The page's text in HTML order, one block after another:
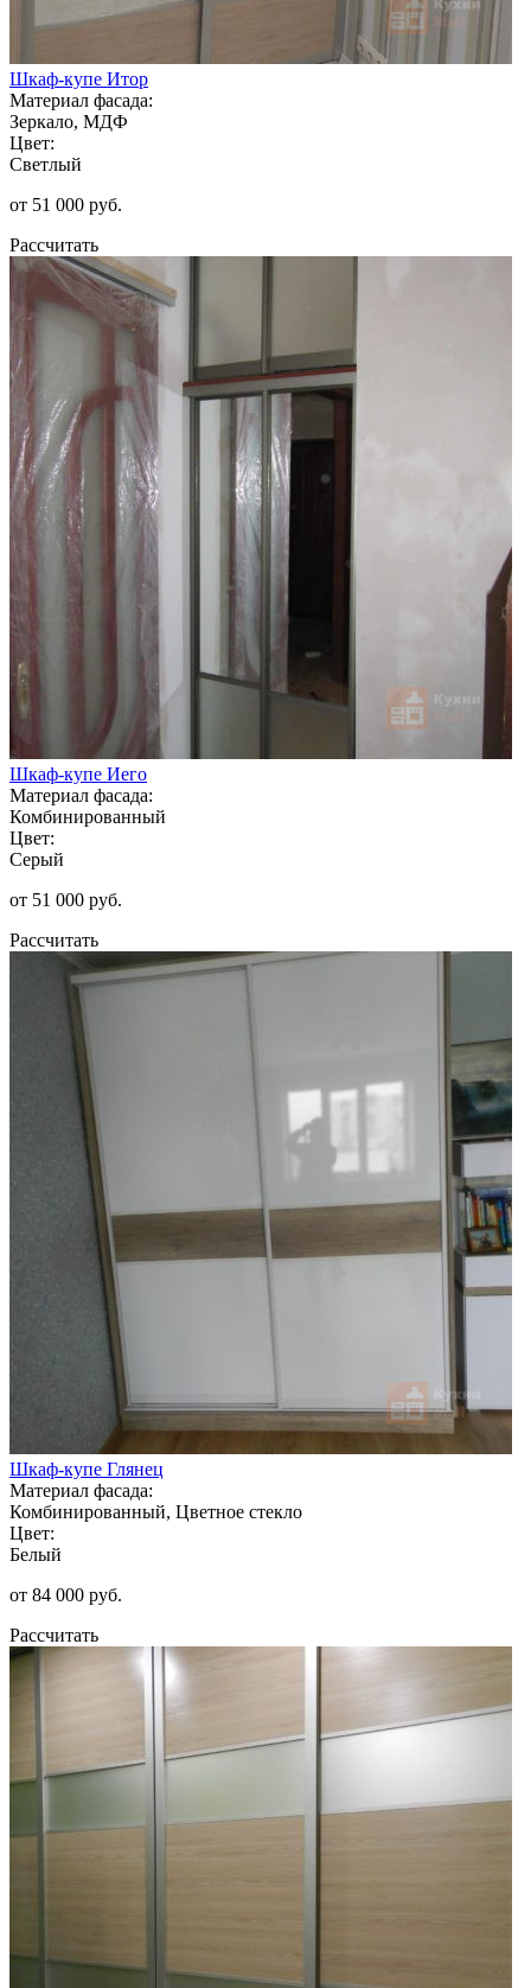
Шкаф-купе Итор
Материал фасада:
Зеркало, МДФ
Цвет:
Светлый
от 51 000 руб.
Рассчитать
Шкаф-купе Иего
Материал фасада:
Комбинированный
Цвет:
Серый
от 51 000 руб.
Рассчитать
Шкаф-купе Глянец
Материал фасада:
Комбинированный, Цветное стекло
Цвет:
Белый
от 84 000 руб.
Рассчитать